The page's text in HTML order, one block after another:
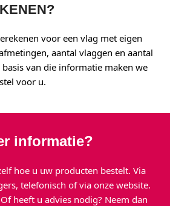
voor een vlag met eigen
aantal vlaggen en aantal
van die informatie maken we
voor u.
informatie?
hoe u uw producten bestelt. Via
telefonisch of via onze website.
heeft u advies nodig? Neem dan